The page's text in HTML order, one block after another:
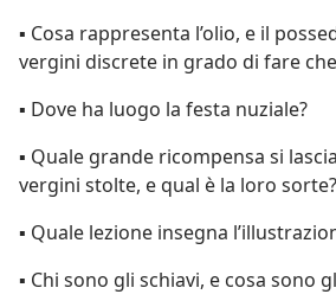
▪ Cosa rappresenta l’olio, e il
vergini discrete in grado di fare
▪ Dove ha luogo la festa nuziale?
▪ Quale grande ricompensa si
vergini stolte, e qual è la loro sorte?
▪ Quale lezione insegna
▪ Chi sono gli schiavi, e cosa sono